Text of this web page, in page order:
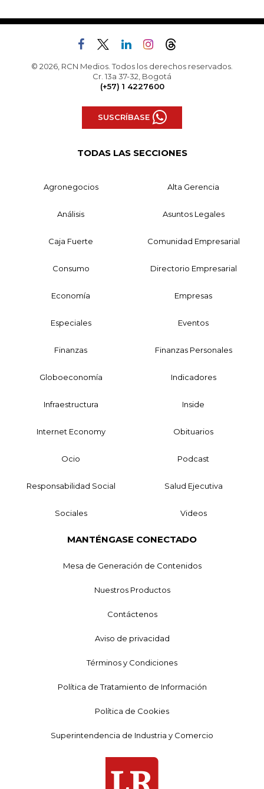
© 2026, RCN Medios. Todos los derechos reservados.
Cr. 13a 37-32, Bogotá
(+57) 1 4227600
SUSCRÍBASE
TODAS LAS SECCIONES
Agronegocios Alta Gerencia
Análisis Asuntos Legales
Caja Fuerte Comunidad Empresarial
Consumo Directorio Empresarial
Economía Empresas
Especiales Eventos
Finanzas Finanzas Personales
Globoeconomía Indicadores
Infraestructura Inside
Internet Economy Obituarios
Ocio Podcast
Responsabilidad Social Salud Ejecutiva
Sociales Videos
MANTÉNGASE CONECTADO
Mesa de Generación de Contenidos
Nuestros Productos
Contáctenos
Aviso de privacidad
Términos y Condiciones
Política de Tratamiento de Información
Política de Cookies
Superintendencia de Industria y Comercio